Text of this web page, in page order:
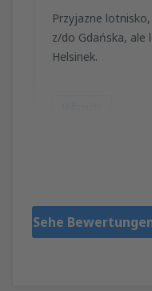
Przyjazne
z/do Gdańska, ale
Helsinek.
Sehe